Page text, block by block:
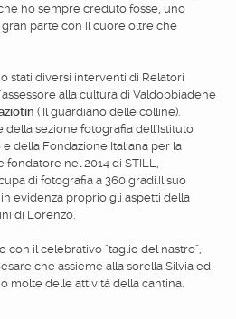
ho sempre creduto fosse, uno
parte con il cuore oltre che
stati diversi interventi di Relatori
alla cultura di Valdobbiadene
( Il guardiano delle colline).
della sezione fotografia dell'Istituto
della Fondazione Italiana per la
nel 2014 di STILL,
di fotografia a 360 gradi.Il suo
evidenza proprio gli aspetti della
di Lorenzo.
con il celebrativo "taglio del nastro",
che assieme alla sorella Silvia ed
molte delle attivitá della cantina.